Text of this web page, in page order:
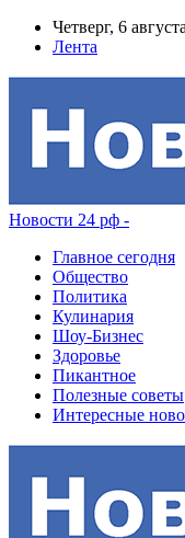
Четверг, 6
Лента
Новости 24 рф -
Главное сегодня
Общество
Политика
Кулинария
Шоу-Бизнес
Здоровье
Пикантное
Полезные советы
Интересные